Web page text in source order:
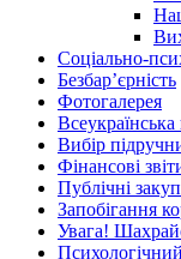
Соціально-
Безбар’єрність
Фотогалерея
Вибір
Фінансові
Публічні
Запобігання
Увага!